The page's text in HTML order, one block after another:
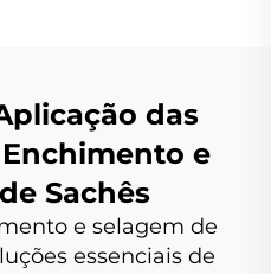
das
e
Sachês
e selagem de
essenciais de